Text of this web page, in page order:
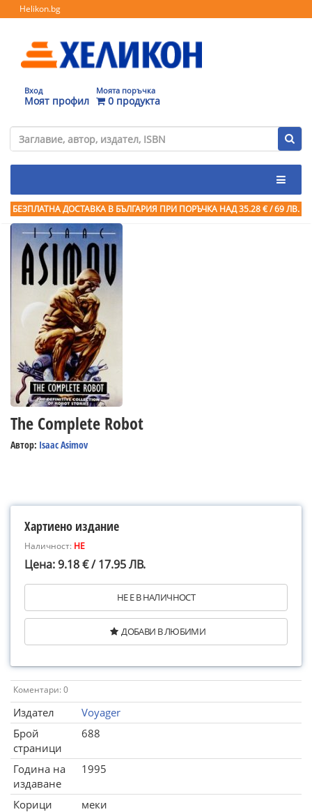
Helikon.bg
Вход
Моят профил
Моята поръчка
0 продукта
БЕЗПЛАТНА ДОСТАВКА В БЪЛГАРИЯ ПРИ ПОРЪЧКА НАД 35.28 € / 69 ЛВ.
The Complete Robot
Автор: Isaac Asimov
Хартиено издание
Наличност: НЕ
Цена: 9.18 € / 17.95 ЛВ.
НЕ Е В НАЛИЧНОСТ
ДОБАВИ В ЛЮБИМИ
Коментари: 0
Издател
Voyager
Брой
страници
688
Година на
издаване
1995
Корици
меки